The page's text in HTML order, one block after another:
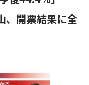
、開票結果に全